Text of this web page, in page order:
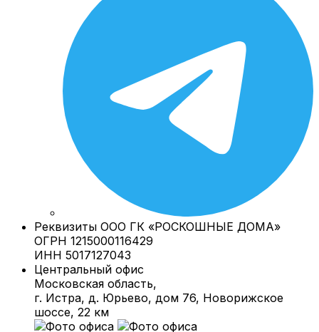
Реквизиты ООО ГК «РОСКОШНЫЕ ДОМА»
ОГРН 1215000116429
ИНН 5017127043
Центральный офис
Московская область,
г. Истра, д. Юрьево, дом 76, Новорижское
шоссе, 22 км